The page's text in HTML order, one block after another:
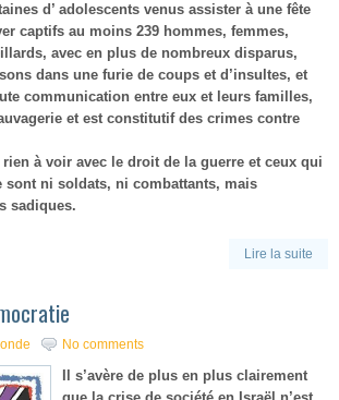
d’ adolescents venus assister à une fête
captifs au moins 239 hommes, femmes,
avec en plus de nombreux disparus,
dans une furie de coups et d’insultes, et
communication entre eux et leurs familles,
et est constitutif des crimes contre
rien à voir avec le droit de la guerre et ceux qui
sont ni soldats, ni combattants, mais
sadiques.
Lire la suite
No comments
Il s’avère de plus en plus clairement